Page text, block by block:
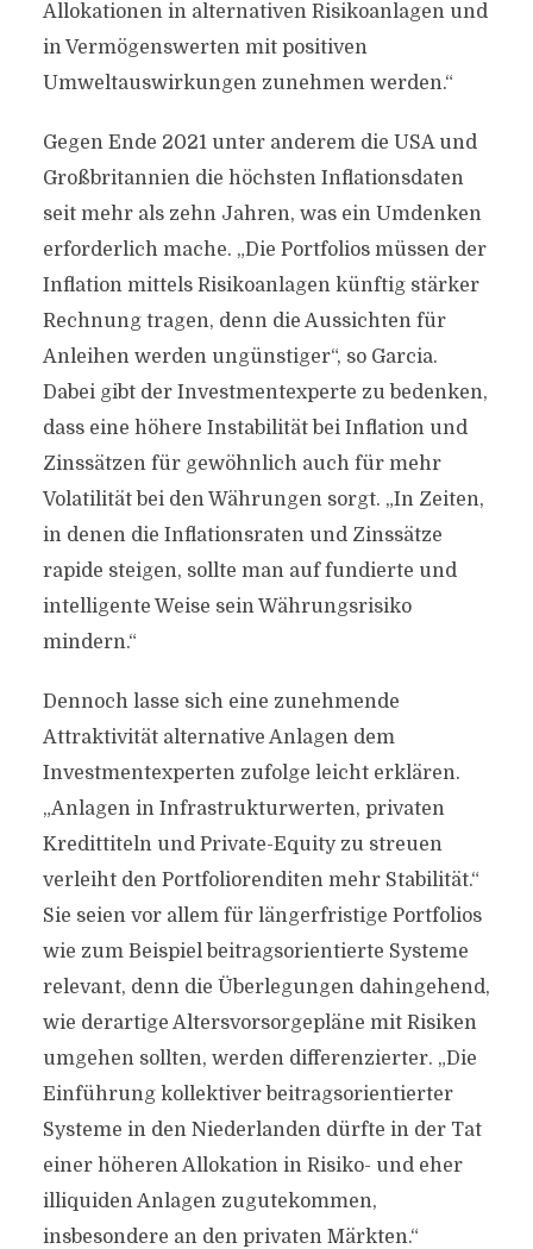
Allokationen in alternativen Risikoanlagen und
in Vermögenswerten mit positiven
Umweltauswirkungen zunehmen werden.“
Gegen Ende 2021 unter anderem die USA und
Großbritannien die höchsten Inflationsdaten
seit mehr als zehn Jahren, was ein Umdenken
erforderlich mache. „Die Portfolios müssen der
Inflation mittels Risikoanlagen künftig stärker
Rechnung tragen, denn die Aussichten für
Anleihen werden ungünstiger“, so Garcia.
Dabei gibt der Investmentexperte zu bedenken,
dass eine höhere Instabilität bei Inflation und
Zinssätzen für gewöhnlich auch für mehr
Volatilität bei den Währungen sorgt. „In Zeiten,
in denen die Inflationsraten und Zinssätze
rapide steigen, sollte man auf fundierte und
intelligente Weise sein Währungsrisiko
mindern.“
Dennoch lasse sich eine zunehmende
Attraktivität alternative Anlagen dem
Investmentexperten zufolge leicht erklären.
„Anlagen in Infrastrukturwerten, privaten
Kredittiteln und Private-Equity zu streuen
verleiht den Portfoliorenditen mehr Stabilität.“
Sie seien vor allem für längerfristige Portfolios
wie zum Beispiel beitragsorientierte Systeme
relevant, denn die Überlegungen dahingehend,
wie derartige Altersvorsorgepläne mit Risiken
umgehen sollten, werden differenzierter. „Die
Einführung kollektiver beitragsorientierter
Systeme in den Niederlanden dürfte in der Tat
einer höheren Allokation in Risiko- und eher
illiquiden Anlagen zugutekommen,
insbesondere an den privaten Märkten.“